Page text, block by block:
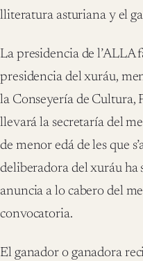
lliteratura asturiana y el
La presidencia de l’ALLA
presidencia del xuráu,
la Conseyería de Cultura,
llevará la secretaría del
de menor edá de les que
deliberadora del xuráu ha
anuncia a lo cabero del
convocatoria.
El ganador o ganadora